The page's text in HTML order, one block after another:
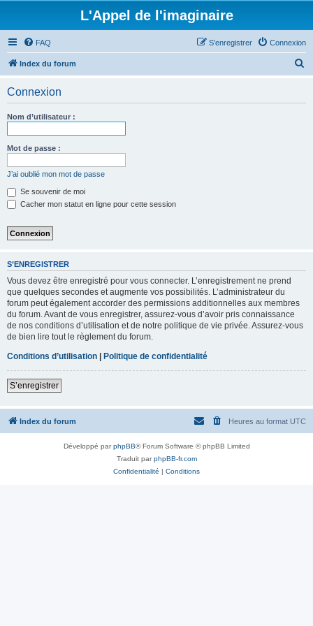
L'Appel de l'imaginaire
FAQ Connexion
S’enregistrer
Index du forum
Connexion
Nom d’utilisateur :
Mot de passe :
J’ai oublié mon mot de passe
Se souvenir de moi
Cacher mon statut en ligne pour cette session
S’ENREGISTRER
Vous devez être enregistré pour vous connecter. L’enregistrement ne prend
que quelques secondes et augmente vos possibilités. L’administrateur du
forum peut également accorder des permissions additionnelles aux membres
du forum. Avant de vous enregistrer, assurez-vous d’avoir pris connaissance
de nos conditions d’utilisation et de notre politique de vie privée. Assurez-vous
de bien lire tout le règlement du forum.
Conditions d’utilisation | Politique de confidentialité
S’enregistrer
Index du forum Heures au format UTC
Développé parphpBB® Forum Software © phpBB Limited
Traduit parphpBB-fr.com
Confidentialité | Conditions